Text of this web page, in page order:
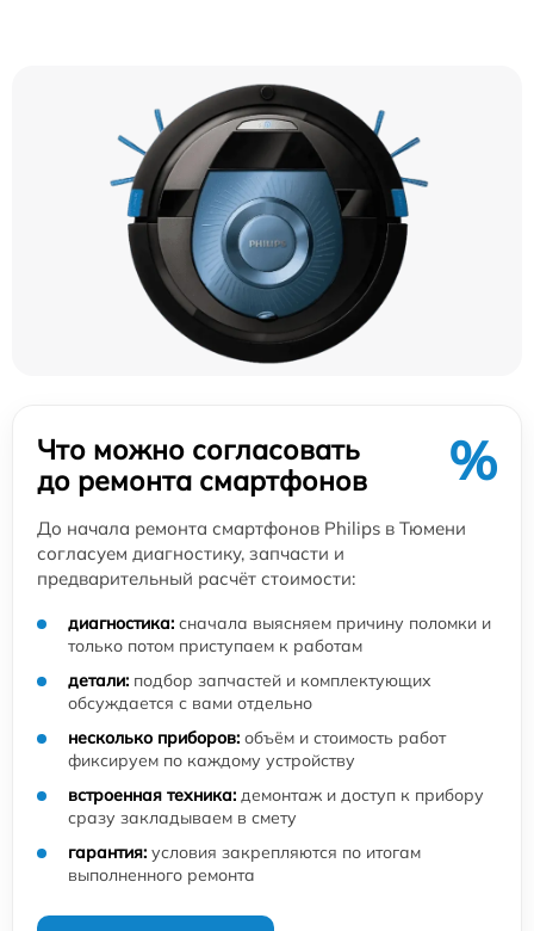
Что можно согласовать
до ремонта смартфонов
%
До начала ремонта смартфонов Philips в Тюмени
согласуем диагностику, запчасти и
предварительный расчёт стоимости:
диагностика: сначала выясняем причину поломки и
только потом приступаем к работам
детали: подбор запчастей и комплектующих
обсуждается с вами отдельно
несколько приборов: объём и стоимость работ
фиксируем по каждому устройству
встроенная техника: демонтаж и доступ к прибору
сразу закладываем в смету
гарантия: условия закрепляются по итогам
выполненного ремонта